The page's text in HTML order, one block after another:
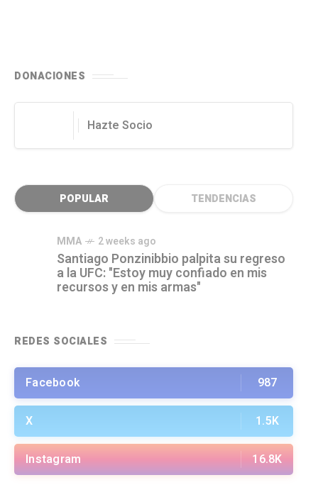
DONACIONES
Hazte Socio
POPULAR TENDENCIAS
MMA 2 weeks ago
Santiago Ponzinibbio palpita su regreso
a la UFC: "Estoy muy confiado en mis
recursos y en mis armas"
REDES SOCIALES
Facebook 987
X 1.5K
Instagram 16.8K